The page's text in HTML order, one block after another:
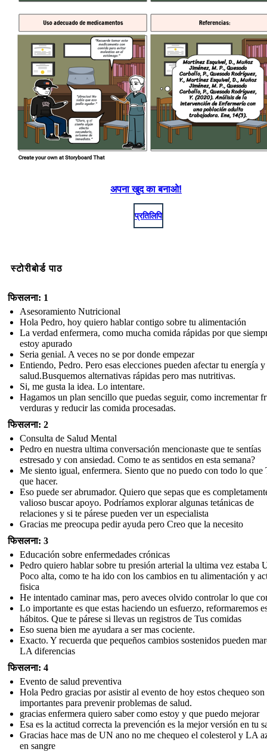
अपना खुद का बनाओ!
प्रतिलिपि
स्टोरीबोर्ड पाठ
फिसलना: 1
Asesoramiento Nutricional
Hola Pedro, hoy quiero hablar contigo sobre tu alimentación
La verdad enfermera, como mucha comida rápidas por que
estoy apurado
Seria genial. A veces no se por donde empezar
Entiendo, Pedro. Pero esas elecciones pueden afectar tu energía y
salud.Busquemos alternativas rápidas pero mas nutritivas.
Si, me gusta la idea. Lo intentare.
Hagamos un plan sencillo que puedas seguir, como incrementar
verduras y reducir las comida procesadas.
फिसलना: 2
Consulta de Salud Mental
Pedro en nuestra ultima conversación mencionaste que te sentías
estresado y con ansiedad. Como te as sentidos en esta semana?
Me siento igual, enfermera. Siento que no puedo con todo lo que
que hacer.
Eso puede ser abrumador. Quiero que sepas que es
valioso buscar apoyo. Podríamos explorar algunas tetánicas de
relaciones y si te párese pueden ver un especialista
Gracias me preocupa pedir ayuda pero Creo que la necesito
फिसलना: 3
Educación sobre enfermedades crónicas
Pedro quiero hablar sobre tu presión arterial la ultima vez estaba
Poco alta, como te ha ido con los cambios en tu alimentación y
fisica
He intentado caminar mas, pero aveces olvido controlar lo que
Lo importante es que estas haciendo un esfuerzo, reformaremos
hábitos. Que te párese si llevas un registros de Tus comidas
Eso suena bien me ayudara a ser mas cociente.
Exacto. Y recuerda que pequeños cambios sostenidos pueden
LA diferencias
फिसलना: 4
Evento de salud preventiva
Hola Pedro gracias por asistir al evento de hoy estos chequeo son
importantes para prevenir problemas de salud.
gracias enfermera quiero saber como estoy y que puedo mejorar
Esa es la actitud correcta la prevención es la mejor versión en tu
Gracias hace mas de UN ano no me chequeo el colesterol y LA
en sangre